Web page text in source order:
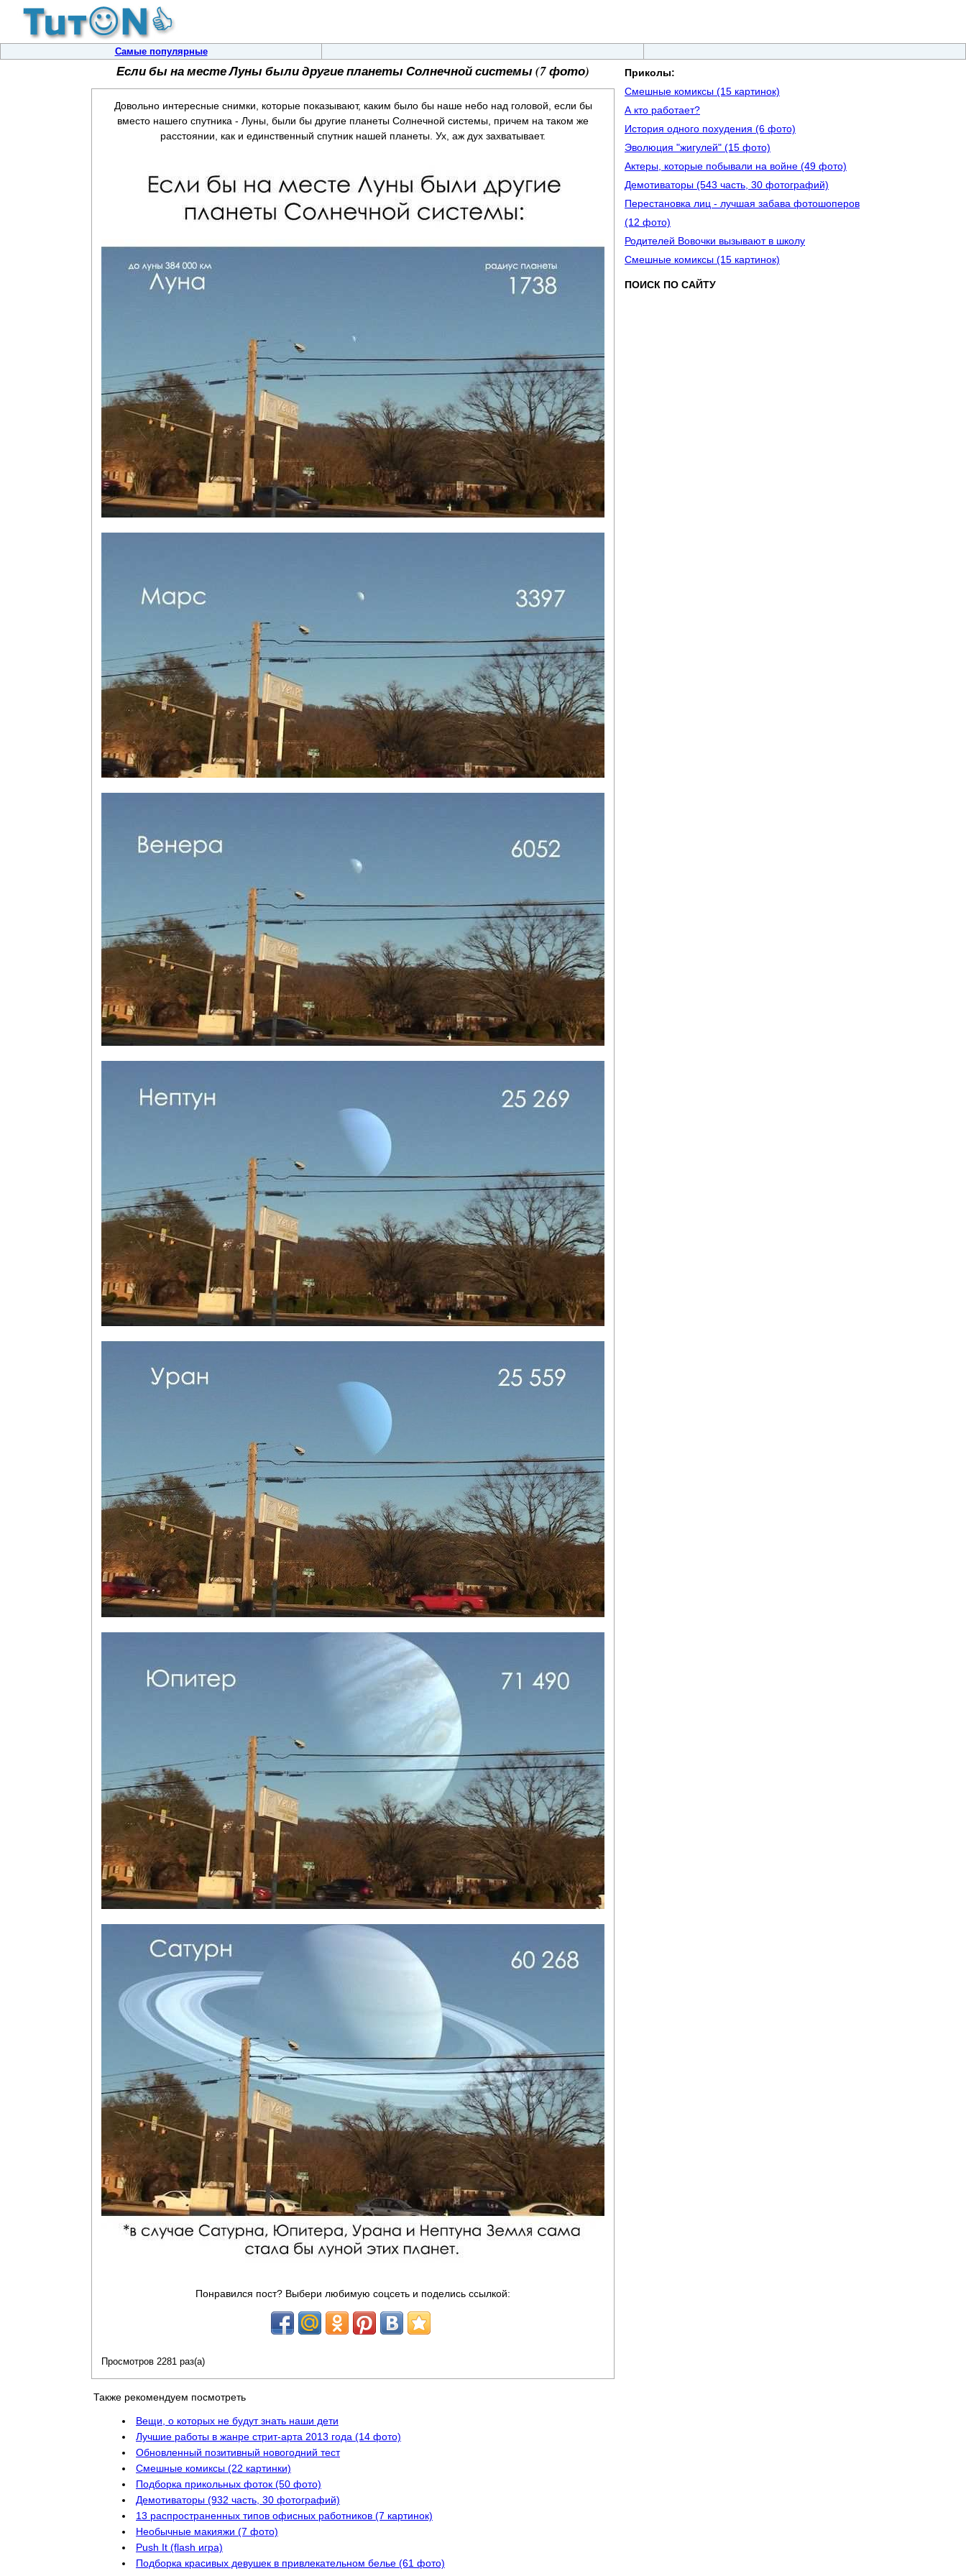
Самые популярные
Если бы на месте Луны были другие планеты Солнечной системы (7 фото)
Довольно интересные снимки, которые показывают, каким было бы наше небо над головой, если бы
вместо нашего спутника - Луны, были бы другие планеты Солнечной системы, причем на таком же
расстоянии, как и единственный спутник нашей планеты. Ух, аж дух захватывает.
Понравился пост? Выбери любимую соцсеть и поделись ссылкой:
Просмотров 2281 раз(а)
Также рекомендуем посмотреть
Вещи, о которых не будут знать наши дети
Лучшие работы в жанре стрит-арта 2013 года (14 фото)
Обновленный позитивный новогодний тест
Смешные комиксы (22 картинки)
Подборка прикольных фоток (50 фото)
Демотиваторы (932 часть, 30 фотографий)
13 распространенных типов офисных работников (7 картинок)
Необычные макияжи (7 фото)
Push It (flash игра)
Подборка красивых девушек в привлекательном белье (61 фото)
Приколы:
Смешные комиксы (15 картинок)
А кто работает?
История одного похудения (6 фото)
Эволюция "жигулей" (15 фото)
Актеры, которые побывали на войне (49 фото)
Демотиваторы (543 часть, 30 фотографий)
Перестановка лиц - лучшая забава фотошоперов
(12 фото)
Родителей Вовочки вызывают в школу
Смешные комиксы (15 картинок)
ПОИСК ПО САЙТУ